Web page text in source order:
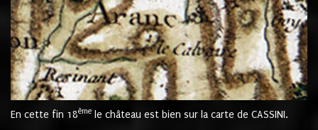
En cette fin 18ème le château est bien sur la carte de CASSINI.